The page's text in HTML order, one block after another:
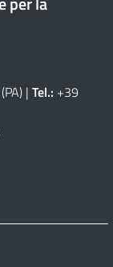
| Tel.: +39